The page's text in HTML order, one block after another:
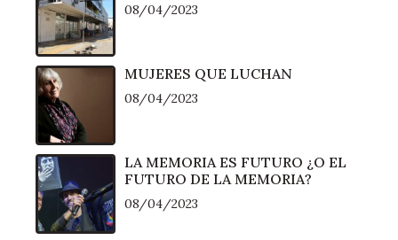
08/04/2023
MUJERES QUE LUCHAN
08/04/2023
LA MEMORIA ES FUTURO ¿O EL
FUTURO DE LA MEMORIA?
08/04/2023